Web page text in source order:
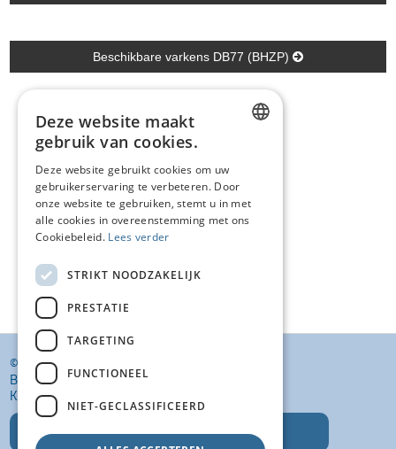
Beschikbare varkens DB77 (BHZP)
© KI VANSTEENLANDT BV
BANKELINDEWEG 33
KROMBEKE (POPERINGE) 8972
T: +32 (0)57 400 468
FRENCH
ENGLISH
Deze website maakt
gebruik van cookies.
Deze website gebruikt cookies om uw
gebruikerservaring te verbeteren. Door
onze website te gebruiken, stemt u in met
alle cookies in overeenstemming met ons
Cookiebeleid. Lees verder
STRIKT NOODZAKELIJK
PRESTATIE
TARGETING
FUNCTIONEEL
NIET-GECLASSIFICEERD